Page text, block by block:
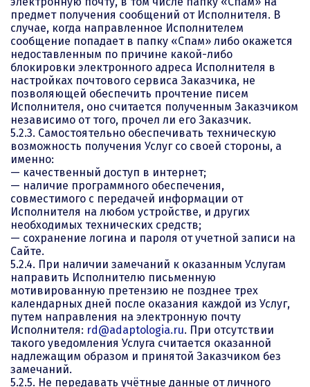
предмет получения сообщений от Исполнителя. В
случае, когда направленное Исполнителем
сообщение попадает в папку «Спам» либо окажется
недоставленным по причине какой-либо
блокировки электронного адреса Исполнителя в
настройках почтового сервиса Заказчика, не
позволяющей обеспечить прочтение писем
Исполнителя, оно считается полученным Заказчиком
независимо от того, прочел ли его Заказчик.
5.2.3. Самостоятельно обеспечивать техническую
возможность получения Услуг со своей стороны, а
именно:
— качественный доступ в интернет;
— наличие программного обеспечения,
совместимого с передачей информации от
Исполнителя на любом устройстве, и других
необходимых технических средств;
— сохранение логина и пароля от учетной записи на
Сайте.
5.2.4. При наличии замечаний к оказанным Услугам
направить Исполнителю письменную
мотивированную претензию не позднее трех
календарных дней после оказания каждой из Услуг,
путем направления на электронную почту
Исполнителя: rd@adaptologia.ru. При отсутствии
такого уведомления Услуга считается оказанной
надлежащим образом и принятой Заказчиком без
замечаний.
5.2.5. Не передавать учётные данные от личного